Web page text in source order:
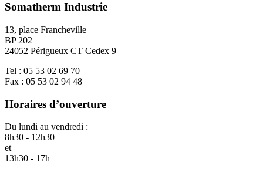
Somatherm Industrie
13, place Francheville
BP 202
24052 Périgueux CT Cedex 9
Tel : 05 53 02 69 70
Fax : 05 53 02 94 48
Horaires d’ouverture
Du lundi au vendredi :
8h30 - 12h30
et
13h30 - 17h